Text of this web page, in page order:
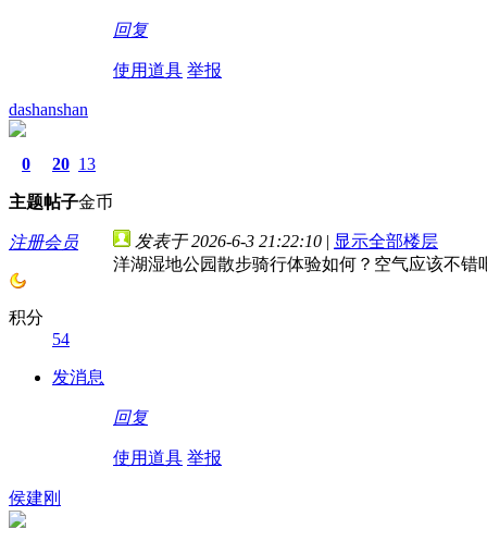
回复
使用道具 举报
dashanshan
0
主题
20
帖子
13
金币
注册会员
积分
54
发消息
发表于 2026-6-3 21:22:10 | 显示全部楼层
洋湖湿地公园散步骑行体验如何？空气应该不错
回复
使用道具 举报
侯建刚